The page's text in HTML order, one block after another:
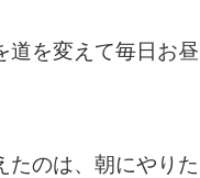
道を変えて毎日お
たのは、朝にやり